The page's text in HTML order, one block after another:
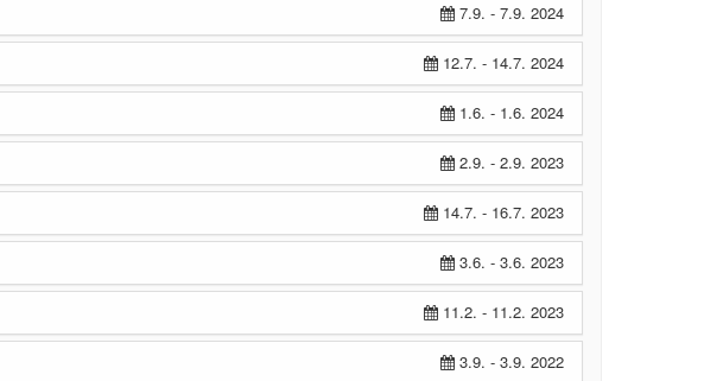
7.9. - 7.9. 2024
12.7. - 14.7. 2024
1.6. - 1.6. 2024
2.9. - 2.9. 2023
14.7. - 16.7. 2023
3.6. - 3.6. 2023
11.2. - 11.2. 2023
3.9. - 3.9. 2022